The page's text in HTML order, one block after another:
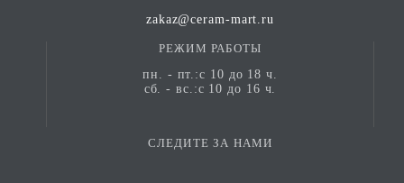
zakaz@ceram-mart.ru
РЕЖИМ РАБОТЫ
пн. - пт.:с 10 до 18 ч.
сб. - вс.:с 10 до 16 ч.
СЛЕДИТЕ ЗА НАМИ